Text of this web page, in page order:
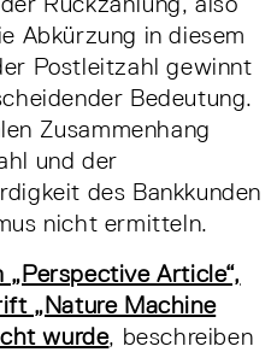
Abkürzung in diesem
Postleitzahl gewinnt
Bedeutung.
Zusammenhang
und der
des Bankkunden
nicht ermitteln.
Article“,
„Nature Machine
wurde, beschreiben